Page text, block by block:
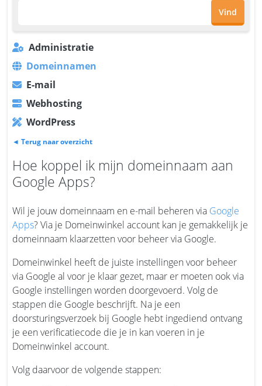
Vind
Administratie
Domeinnamen
E-mail
Webhosting
WordPress
◄ Terug naar overzicht
Hoe koppel ik mijn domeinnaam aan
Google Apps?
Wil je jouw domeinnaam en e-mail beheren via Google
Apps? Via je Domeinwinkel account kan je gemakkelijk je
domeinnaam klaarzetten voor beheer via Google.
Domeinwinkel heeft de juiste instellingen voor beheer
via Google al voor je klaar gezet, maar er moeten ook via
Google instellingen worden doorgevoerd. Volg de
stappen die Google beschrijft. Na je een
doorsturingsverzoek bij Google hebt ingediend ontvang
je een verificatiecode die je in kan voeren in je
Domeinwinkel account.
Volg daarvoor de volgende stappen: